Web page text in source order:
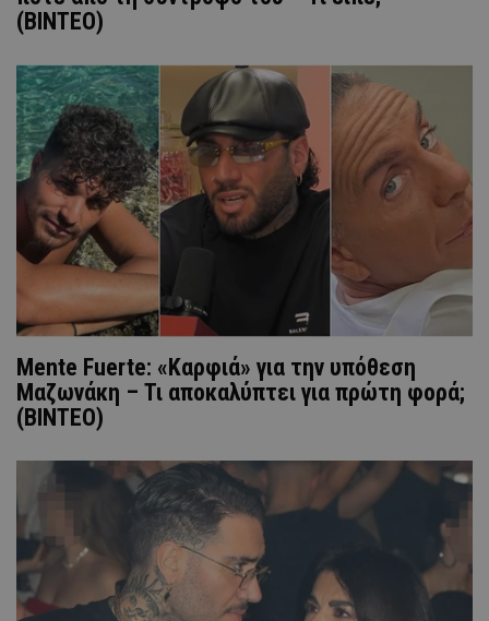
(BINTEO)
Mente Fuerte: «Kαρφιά» για την υπόθεση
Μαζωνάκη – Τι αποκαλύπτει για πρώτη φορά;
(ΒΙΝΤΕΟ)